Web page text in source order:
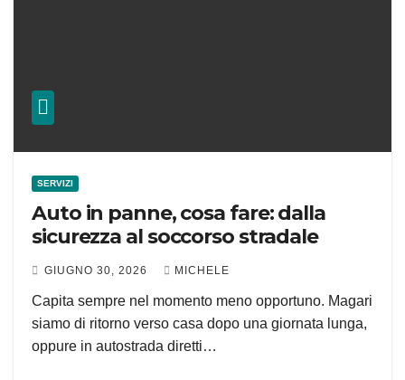
SERVIZI
Auto in panne, cosa fare: dalla
sicurezza al soccorso stradale
GIUGNO 30, 2026 MICHELE
Capita sempre nel momento meno opportuno. Magari
siamo di ritorno verso casa dopo una giornata lunga,
oppure in autostrada diretti…